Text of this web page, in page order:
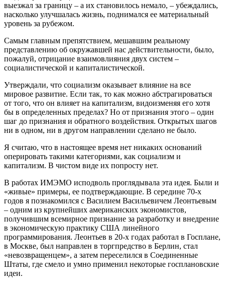
выезжал за границу – а их становилось немало, – убеждались,
насколько улучшалась жизнь, поднимался ее материальный
уровень за рубежом.
Самым главным препятствием, мешавшим реальному
представлению об окружавшей нас действительности, было,
пожалуй, отрицание взаимовлияния двух систем –
социалистической и капиталистической.
Утверждали, что социализм оказывает влияние на все
мировое развитие. Если так, то как можно абстрагироваться
от того, что он влияет на капитализм, видоизменяя его хотя
бы в определенных пределах? Но от признания этого – один
шаг до признания и обратного воздействия. Открытых шагов
ни в одном, ни в другом направлении сделано не было.
Я считаю, что в настоящее время нет никаких оснований
оперировать такими категориями, как социализм и
капитализм. В чистом виде их попросту нет.
В работах ИМЭМО исподволь проглядывала эта идея. Были и
«живые» примеры, ее подтверждающие. В середине 70-х
годов я познакомился с Василием Васильевичем Леонтьевым
– одним из крупнейших американских экономистов,
получившим всемирное признание за разработку и внедрение
в экономическую практику США линейного
программирования. Леонтьев в 20-х годах работал в Госплане,
в Москве, был направлен в торгпредство в Берлин, стал
«невозвращенцем», а затем переселился в Соединенные
Штаты, где смело и умно применил некоторые госплановские
идеи.